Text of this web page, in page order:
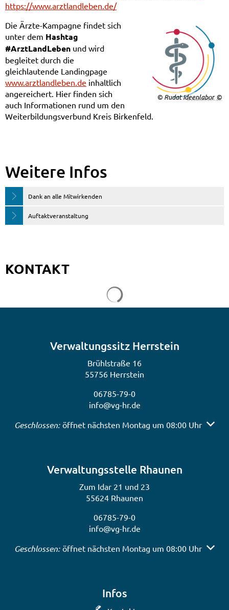
https://www.arztlandleben.de/
© Rudat Ideenlabor
Die Ärzte-Kampagne findet sich
unter dem Hashtag
#ArztLandLeben und wird
begleitet durch die
gleichlautende Landingpage
www.arztlandleben.de inhaltlich
angereichert. Hier finden sich
auch Informationen rund um den
Weiterbildungsverbund Kreis Birkenfeld.
Weitere Infos
Dank an alle Mitwirkenden
Auftaktveranstaltung
KONTAKT
Verwaltungssitz Herrstein
Brühlstraße 16
55756 Herrstein
06785-79-0
info@vg-hr.de
Klicken, um weitere Öffnungs- oder Schließzeiten
Geschlossen: öffnet nächsten Montag um 08:00 Uhr
Verwaltungsstelle Rhaunen
Zum Idar 21 und 23
55624 Rhaunen
06785-79-0
info@vg-hr.de
Klicken, um weitere Öffnungs- oder Schließzeiten
Geschlossen: öffnet nächsten Montag um 08:00 Uhr
Infos